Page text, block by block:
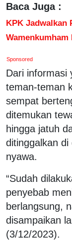
Baca Juga :
KPK Jadwalkan
Wamenkumham
Sponsored
Dari informasi
teman-teman
sempat
ditemukan
hingga jatuh
ditinggalkan
nyawa.
“Sudah
penyebab
berlangsung,
disampaikan
(3/12/2023).